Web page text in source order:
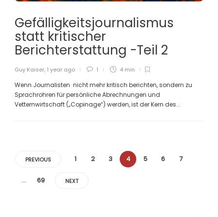
Gefälligkeitsjournalismus
statt kritischer
Berichterstattung -Teil 2
Guy Kaiser, 1 year ago 1 4 min
Wenn Journalisten nicht mehr kritisch berichten, sondern zu
Sprachrohren für persönliche Abrechnungen und
Vetternwirtschaft („Copinage“) werden, ist der Kern des...
PREVIOUS 1 2 3 4 5 6 7
… 69 NEXT